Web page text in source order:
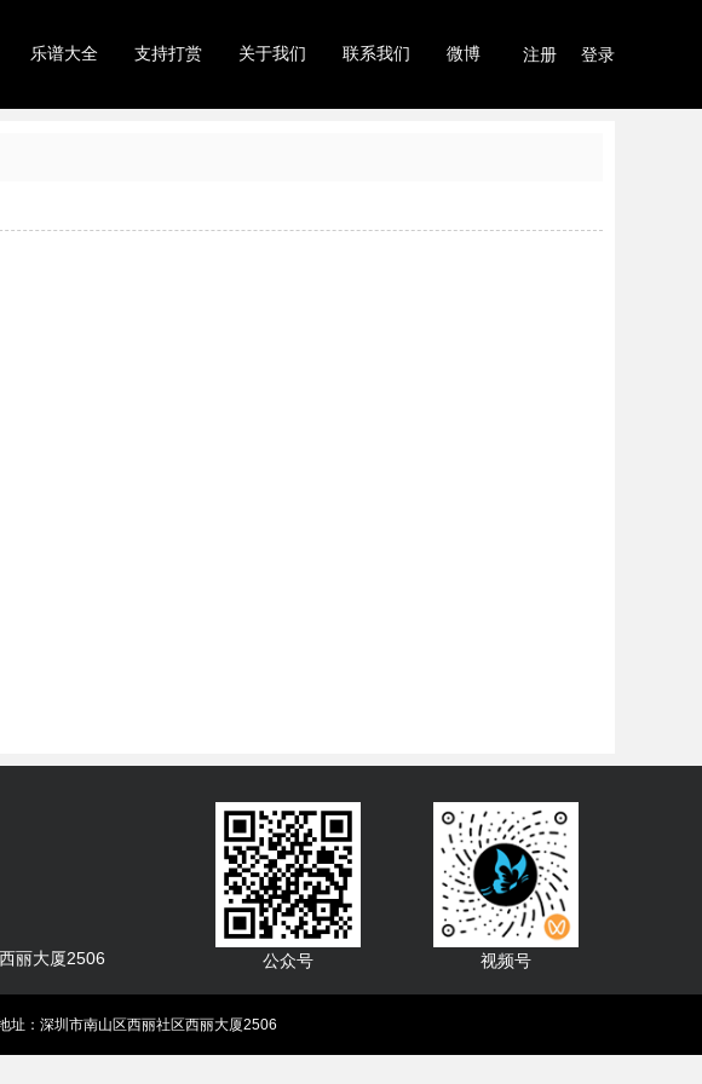
注册 登录
乐谱大全 支持打赏 关于我们 联系我们 微博
丽大厦2506
公众号 视频号
：深圳市南山区西丽社区西丽大厦2506